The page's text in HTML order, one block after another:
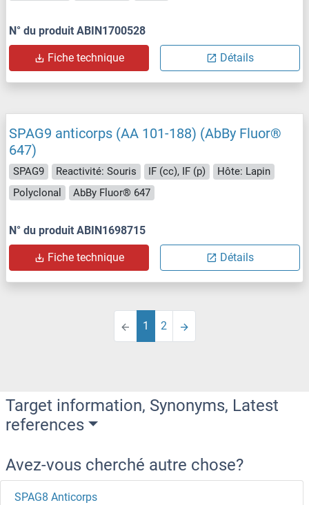
N° du produit ABIN1700528
Fiche technique Détails
SPAG9 anticorps (AA 101-188) (AbBy Fluor®
647)
SPAG9 Reactivité: Souris IF (cc), IF (p)
Hôte: Lapin
Polyclonal
AbBy Fluor® 647
N° du produit ABIN1698715
Fiche technique Détails
1 2
Target information, Synonyms, Latest
references
Avez-vous cherché autre chose?
SPAG8 Anticorps